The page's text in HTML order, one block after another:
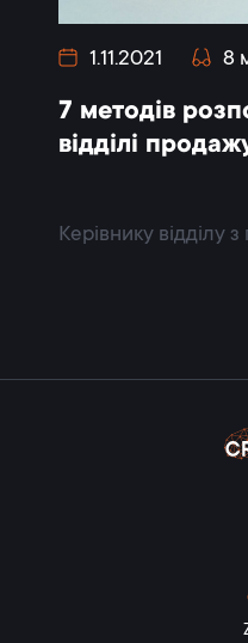
1.11.2021 8
7 методів
відділі
Керівнику відділу